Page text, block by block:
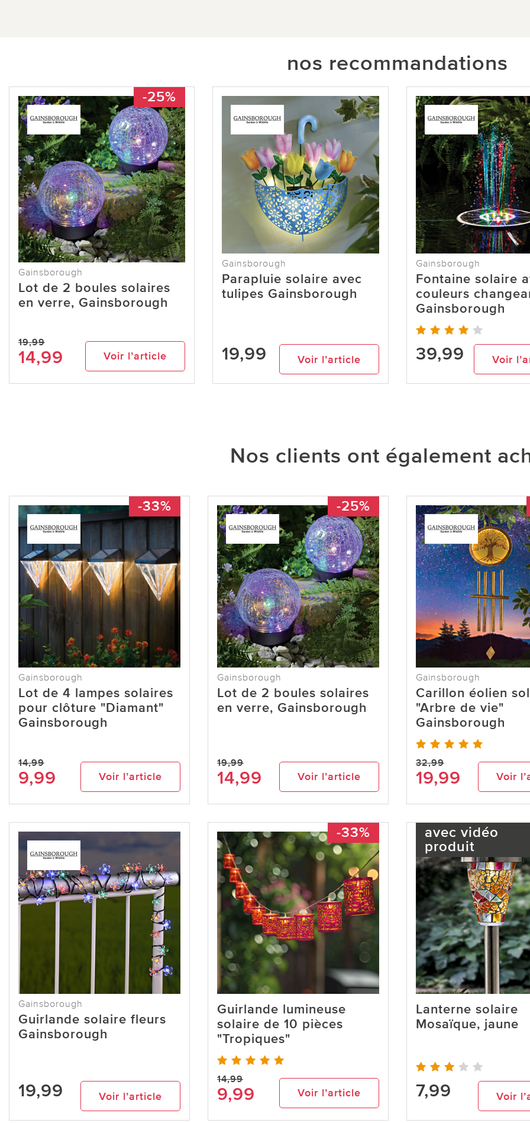
nos recommandations
-25%
Gainsborough
Lot de 2 boules solaires
en verre, Gainsborough
19,99
14,99 Voir l’article
Gainsborough
Parapluie solaire avec
tulipes Gainsborough
19,99 Voir l’article
Gainsborough
Fontaine solaire
couleurs
Gainsborough
39,99 Voir
Nos clients ont également
-33%
Gainsborough
Lot de 4 lampes solaires
pour clôture "Diamant"
Gainsborough
14,99
9,99 Voir l’article
-25%
Gainsborough
Lot de 2 boules solaires
en verre, Gainsborough
19,99
14,99 Voir l’article
Gainsborough
Carillon éolien
"Arbre de vie"
Gainsborough
32,99
19,99 Voir
Gainsborough
Guirlande solaire fleurs
Gainsborough
19,99 Voir l’article
-33%
Guirlande lumineuse
solaire de 10 pièces
"Tropiques"
14,99
9,99 Voir l’article
avec vidéo
produit
Lanterne solaire
Mosaïque, jaune
7,99 Voir